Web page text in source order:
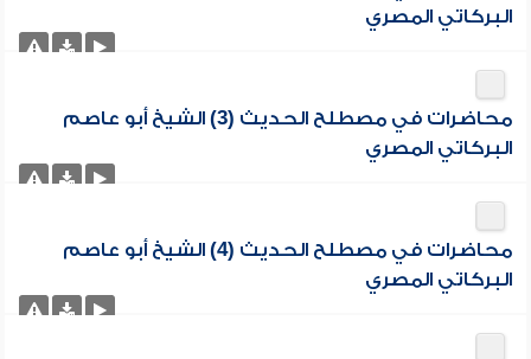
البركاتي المصري
محاضرات في مصطلح الحديث (3) الشيخ أبو عاصم
البركاتي المصري
محاضرات في مصطلح الحديث (4) الشيخ أبو عاصم
البركاتي المصري